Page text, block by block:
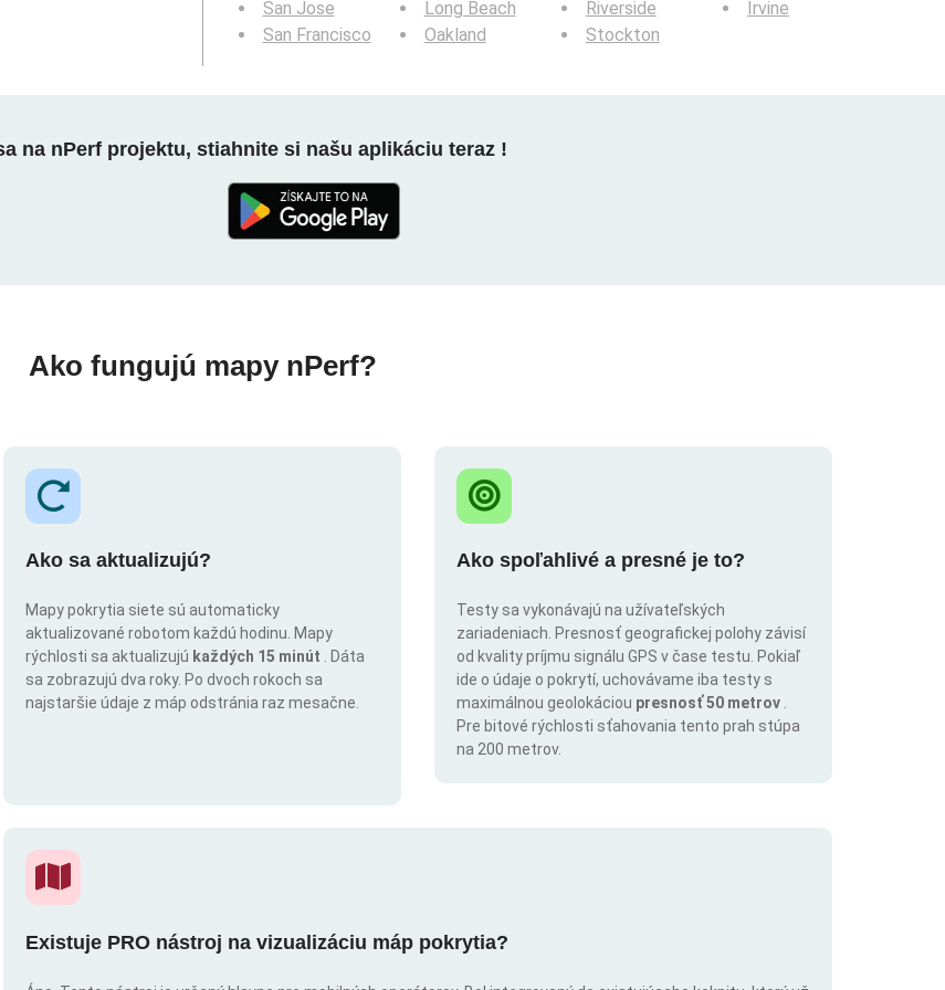
San Jose
San Francisco
Long Beach
Oakland
Riverside
Stockton
Irvine
na nPerf projektu, stiahnite si našu aplikáciu teraz !
Ako fungujú mapy nPerf?
Ako sa aktualizujú?
Mapy pokrytia siete sú automaticky
aktualizované robotom každú hodinu. Mapy
rýchlosti sa aktualizujú každých 15 minút
. Dáta
sa zobrazujú dva roky. Po dvoch rokoch sa
najstaršie údaje z máp odstránia raz mesačne.
Ako spoľahlivé a presné je to?
Testy sa vykonávajú na užívateľských
zariadeniach. Presnosť geografickej polohy závisí
od kvality príjmu signálu GPS v čase testu. Pokiaľ
ide o údaje o pokrytí, uchovávame iba testy s
maximálnou geolokáciou presnosť 50 metrov
Pre bitové rýchlosti sťahovania tento prah stúpa
na 200 metrov.
Existuje PRO nástroj na vizualizáciu máp pokrytia?